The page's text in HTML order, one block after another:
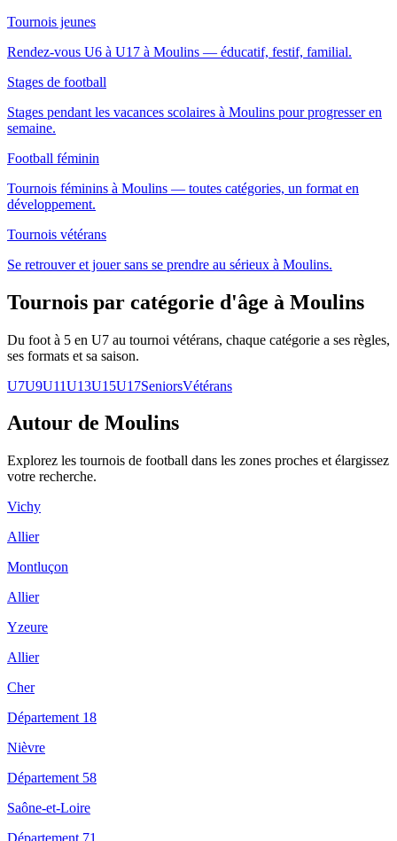
Tournois jeunes
Rendez-vous U6 à U17 à Moulins — éducatif, festif, familial.
Stages de football
Stages pendant les vacances scolaires à Moulins pour progresser en
semaine.
Football féminin
Tournois féminins à Moulins — toutes catégories, un format en
développement.
Tournois vétérans
Se retrouver et jouer sans se prendre au sérieux à Moulins.
Tournois par catégorie d'âge à Moulins
Du foot à 5 en U7 au tournoi vétérans, chaque catégorie a ses règles,
ses formats et sa saison.
U7U9U11U13U15U17SeniorsVétérans
Autour de Moulins
Explorez les tournois de football dans les zones proches et élargissez
votre recherche.
Vichy
Allier
Montluçon
Allier
Yzeure
Allier
Cher
Département 18
Nièvre
Département 58
Saône-et-Loire